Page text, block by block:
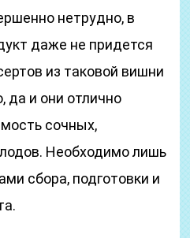
нетрудно, в
даже не придется
из таковой вишни
да и они отлично
сочных,
Необходимо лишь
сбора, подготовки и